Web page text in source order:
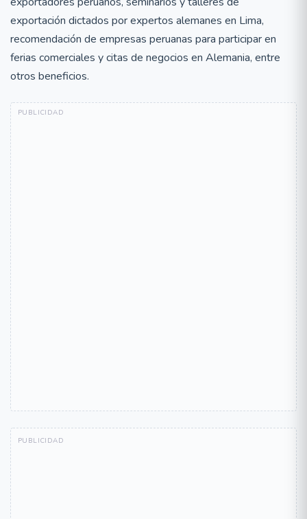
exportación dictados por expertos alemanes en Lima,
recomendación de empresas peruanas para participar en
ferias comerciales y citas de negocios en Alemania, entre
otros beneficios.